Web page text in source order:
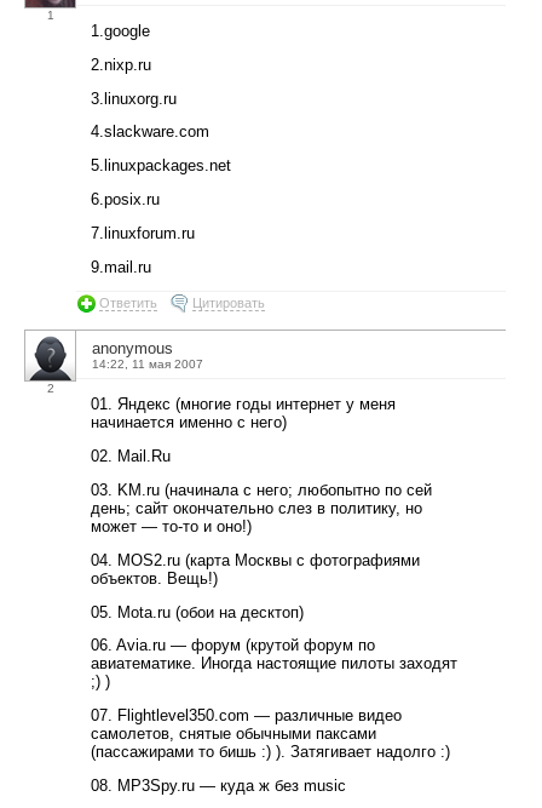
1
1.google
2.nixp.ru
3.linuxorg.ru
4.slackware.com
5.linuxpackages.net
6.posix.ru
7.linuxforum.ru
9.mail.ru
Ответить Цитировать
2
anonymous
14:22, 11 мая 2007
01. Яндекс (многие годы интернет у меня
начинается именно с него)
02. Mail.Ru
03. KM.ru (начинала с него; любопытно по сей
день; сайт окончательно слез в политику, но
может — то-то и оно!)
04. MOS2.ru (карта Москвы с фотографиями
объектов. Вещь!)
05. Mota.ru (обои на десктоп)
06. Avia.ru — форум (крутой форум по
авиатематике. Иногда настоящие пилоты заходят
;) )
07. Flightlevel350.com — различные видео
самолетов, снятые обычными паксами
(пассажирами то бишь :) ). Затягивает надолго :)
08. MP3Spy.ru — куда ж без music